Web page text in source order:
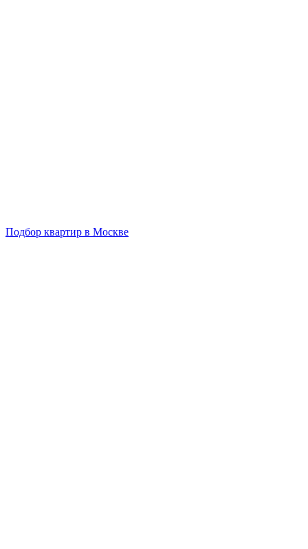
Подбор квартир в Москве